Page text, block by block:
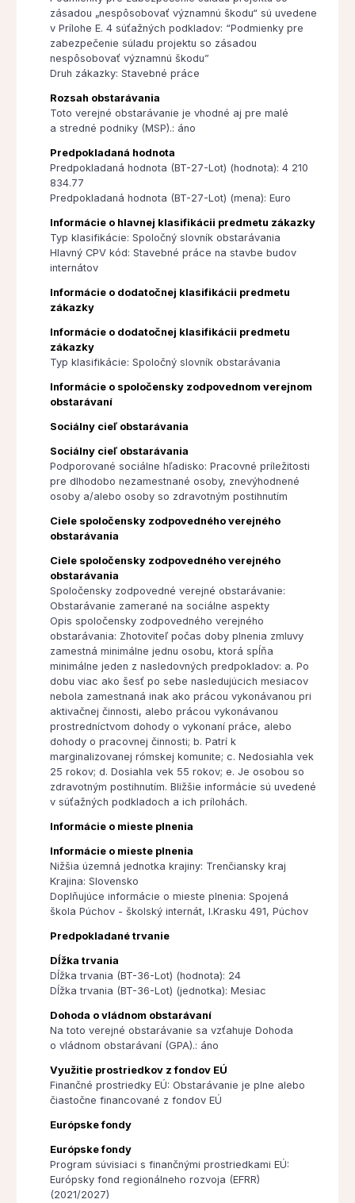
zásadou „nespôsobovať významnú škodu“ sú uvedene
v Prílohe E. 4 súťažných podkladov: “Podmienky pre
zabezpečenie súladu projektu so zásadou
nespôsobovať významnú škodu”
Druh zákazky: Stavebné práce
Rozsah obstarávania
Toto verejné obstarávanie je vhodné aj pre malé
a stredné podniky (MSP).: áno
Predpokladaná hodnota
Predpokladaná hodnota (BT-27-Lot) (hodnota): 4 210
834.77
Predpokladaná hodnota (BT-27-Lot) (mena): Euro
Informácie o hlavnej klasifikácii predmetu zákazky
Typ klasifikácie: Spoločný slovník obstarávania
Hlavný CPV kód: Stavebné práce na stavbe budov
internátov
Informácie o dodatočnej klasifikácii predmetu
zákazky
Informácie o dodatočnej klasifikácii predmetu
zákazky
Typ klasifikácie: Spoločný slovník obstarávania
Informácie o spoločensky zodpovednom verejnom
obstarávaní
Sociálny cieľ obstarávania
Sociálny cieľ obstarávania
Podporované sociálne hľadisko: Pracovné príležitosti
pre dlhodobo nezamestnané osoby, znevýhodnené
osoby a/alebo osoby so zdravotným postihnutím
Ciele spoločensky zodpovedného verejného
obstarávania
Ciele spoločensky zodpovedného verejného
obstarávania
Spoločensky zodpovedné verejné obstarávanie:
Obstarávanie zamerané na sociálne aspekty
Opis spoločensky zodpovedného verejného
obstarávania: Zhotoviteľ počas doby plnenia zmluvy
zamestná minimálne jednu osobu, ktorá spĺňa
minimálne jeden z nasledovných predpokladov: a. Po
dobu viac ako šesť po sebe nasledujúcich mesiacov
nebola zamestnaná inak ako prácou vykonávanou pri
aktivačnej činnosti, alebo prácou vykonávanou
prostredníctvom dohody o vykonaní práce, alebo
dohody o pracovnej činnosti; b. Patrí k
marginalizovanej rómskej komunite; c. Nedosiahla vek
25 rokov; d. Dosiahla vek 55 rokov; e. Je osobou so
zdravotným postihnutím. Bližšie informácie sú uvedené
v súťažných podkladoch a ich prílohách.
Informácie o mieste plnenia
Informácie o mieste plnenia
Nižšia územná jednotka krajiny: Trenčiansky kraj
Krajina: Slovensko
Doplňujúce informácie o mieste plnenia: Spojená
škola Púchov - školský internát, I.Krasku 491, Púchov
Predpokladané trvanie
Dĺžka trvania
Dĺžka trvania (BT-36-Lot) (hodnota): 24
Dĺžka trvania (BT-36-Lot) (jednotka): Mesiac
Dohoda o vládnom obstarávaní
Na toto verejné obstarávanie sa vzťahuje Dohoda
o vládnom obstarávaní (GPA).: áno
Využitie prostriedkov z fondov EÚ
Finančné prostriedky EÚ: Obstarávanie je plne alebo
čiastočne financované z fondov EÚ
Európske fondy
Európske fondy
Program súvisiaci s finančnými prostriedkami EÚ:
Európsky fond regionálneho rozvoja (EFRR)
(2021/2027)